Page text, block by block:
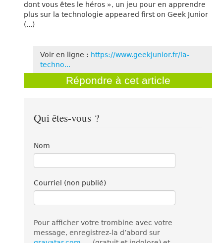
dont vous êtes le héros », un jeu pour en apprendre
plus sur la technologie appeared first on Geek Junior
(...)
Voir en ligne : https://www.geekjunior.fr/la-
techno...
Répondre à cet article
Qui êtes-vous ?
Nom
Courriel (non publié)
Pour afficher votre trombine avec votre
message, enregistrez-la d’abord sur